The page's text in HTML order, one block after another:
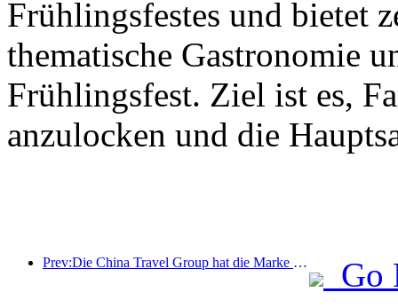
Frühlingsfestes und bietet
thematische Gastronomie
Frühlingsfest. Ziel ist es,
anzulocken und die
Prev:Die China Travel Group hat die Marke „China Travel Good Times“ ins Leben gerufen, um in den Markt für Seniorentourismus zu expandieren.
Go